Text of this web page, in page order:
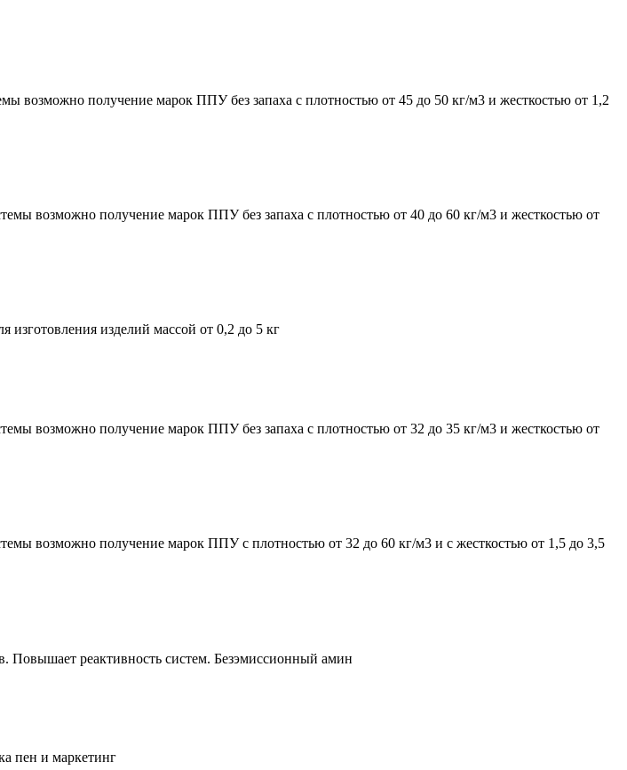
возможно получение марок ППУ без запаха с плотностью от 45 до 50 кг/м3 и жесткостью от 1,2
возможно получение марок ППУ без запаха с плотностью от 40 до 60 кг/м3 и жесткостью от
изготовления изделий массой от 0,2 до 5 кг
возможно получение марок ППУ без запаха с плотностью от 32 до 35 кг/м3 и жесткостью от
возможно получение марок ППУ с плотностью от 32 до 60 кг/м3 и с жесткостью от 1,5 до 3,5
Повышает реактивность систем. Безэмиссионный амин
пен и маркетинг